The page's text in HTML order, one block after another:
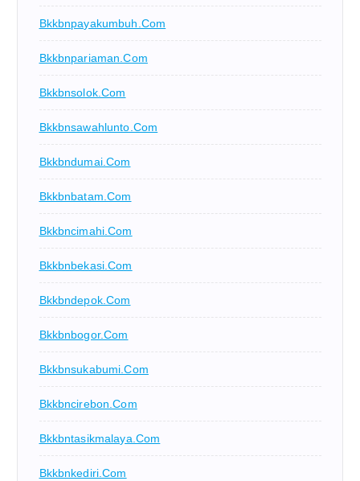
Bkkbnpayakumbuh.com
Bkkbnpariaman.com
Bkkbnsolok.com
Bkkbnsawahlunto.com
Bkkbndumai.com
Bkkbnbatam.com
Bkkbncimahi.com
Bkkbnbekasi.com
Bkkbndepok.com
Bkkbnbogor.com
Bkkbnsukabumi.com
Bkkbncirebon.com
Bkkbntasikmalaya.com
Bkkbnkediri.com